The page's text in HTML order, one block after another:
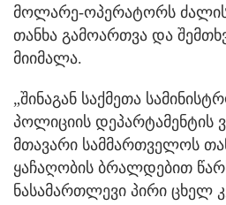
მოლარე-ოპერატორს
თანხა გამოართვა და
მიიმალა.
„შინაგან საქმეთა
პოლიციის დეპარტამენტის
მთავარი სამმართველოს
ყაჩაღობის ბრალდებით
ნასამართლევი პირი ცხელ